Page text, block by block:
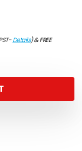
Details)&FREE